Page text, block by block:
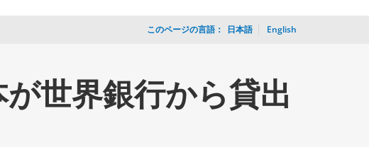
このページの言語： 日本語 English
世界銀行から貸出